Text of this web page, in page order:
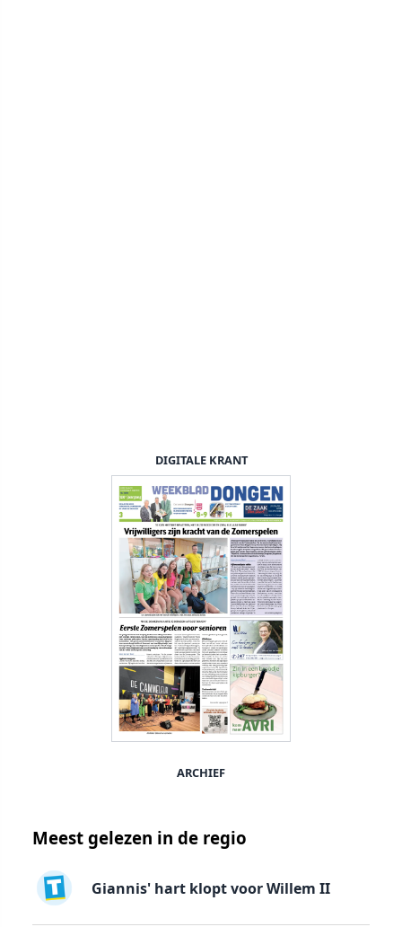
DIGITALE KRANT
ARCHIEF
Meest gelezen in de regio
Giannis' hart klopt voor Willem II